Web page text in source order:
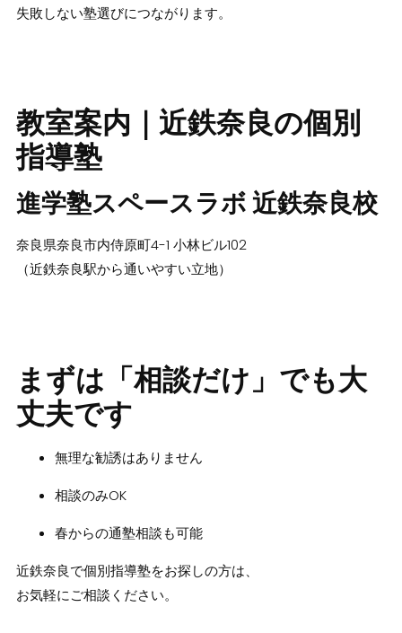
失敗しない塾選びにつながります。
教室案内｜近鉄奈良の個別
指導塾
進学塾スペースラボ 近鉄奈良校
奈良県奈良市内侍原町4-1 小林ビル102
（近鉄奈良駅から通いやすい立地）
まずは「相談だけ」でも大
丈夫です
無理な勧誘はありません
相談のみOK
春からの通塾相談も可能
近鉄奈良で個別指導塾をお探しの方は、
お気軽にご相談ください。